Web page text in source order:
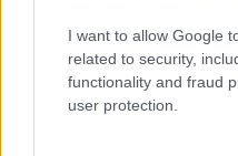
I want to allow Google
related to security,
functionality and fraud
user protection.
Flórián